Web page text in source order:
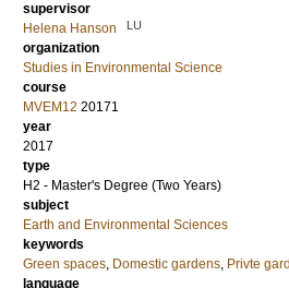
supervisor
Helena Hanson
LU
organization
Studies in Environmental Science
course
MVEM12 20171
year
2017
type
H2 - Master's Degree (Two Years)
subject
Earth and Environmental Sciences
keywords
Green spaces, Domestic gardens, Privte
language